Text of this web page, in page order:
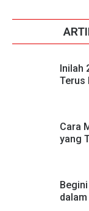
Inilah
Terus
Cara
yang